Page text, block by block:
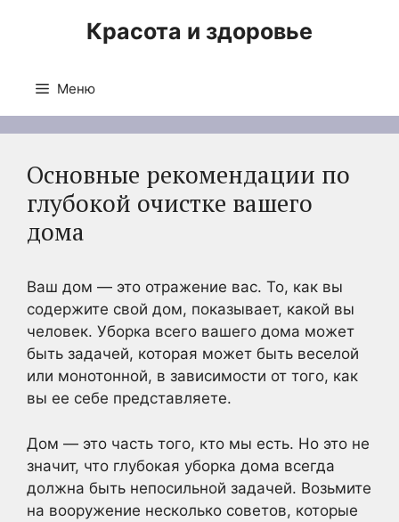
Красота и здоровье
Меню
Основные рекомендации по
глубокой очистке вашего
дома
Ваш дом — это отражение вас. То, как вы
содержите свой дом, показывает, какой вы
человек. Уборка всего вашего дома может
быть задачей, которая может быть веселой
или монотонной, в зависимости от того, как
вы ее себе представляете.
Дом — это часть того, кто мы есть. Но это не
значит, что глубокая уборка дома всегда
должна быть непосильной задачей. Возьмите
на вооружение несколько советов, которые